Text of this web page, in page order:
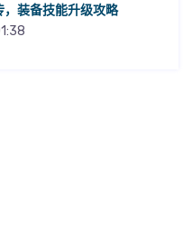
装备技能升级攻略